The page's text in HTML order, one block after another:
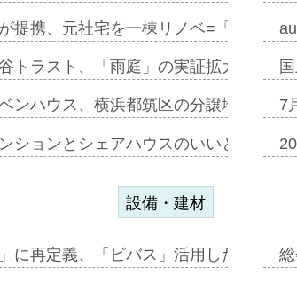
提携、元社宅を一棟リノベ=「職住遊
トラスト、「雨庭」の実証拡大へ=ガ
ンハウス、横浜都筑区の分譲地開発で
ションとシェアハウスのいいとこどり
7
設備・建材
に再定義、「ビバス」活用した新入浴